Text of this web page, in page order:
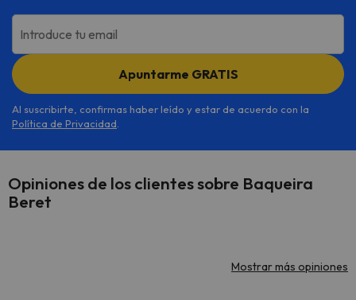
Introduce tu email
Apuntarme GRATIS
Al suscribirte, confirmas haber leído y estar de acuerdo con la
Política de Privacidad
Opiniones de los clientes sobre Baqueira
Beret
Mostrar más opiniones